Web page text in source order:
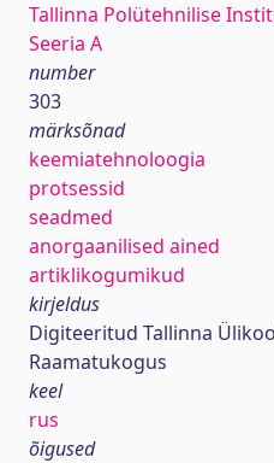
Tallinna Polütehnilise
Seeria A
number
303
märksõnad
keemiatehnoloogia
protsessid
seadmed
anorgaanilised ained
artiklikogumikud
kirjeldus
Digiteeritud Tallinna
Raamatukogus
keel
rus
õigused